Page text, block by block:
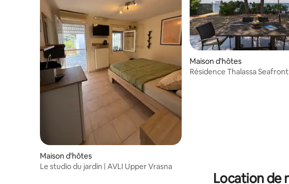
Maison d'hôtes
Le studio du jardin | AVLI Upper Vrasna
Maison d'hôtes
Résidence Thalassa
Location de